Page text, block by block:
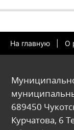
На главную О
689450
Курчатова, 6